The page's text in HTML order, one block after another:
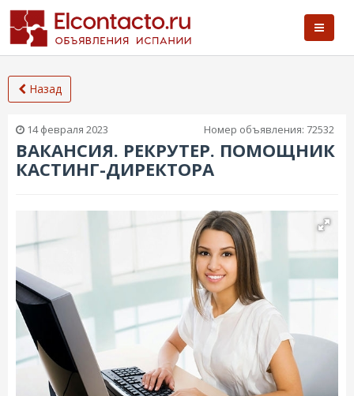
Назад
14 февраля 2023 Номер объявления: 72532
ВАКАНСИЯ. РЕКРУТЕР. ПОМОЩНИК
КАСТИНГ-ДИРЕКТОРА